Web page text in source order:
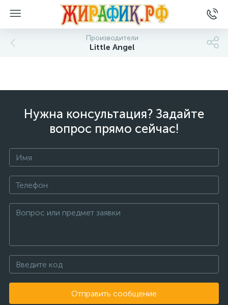
Производители
Little Angel
Нужна консультация? Задайте
вопрос прямо сейчас!
Отправить сообщение